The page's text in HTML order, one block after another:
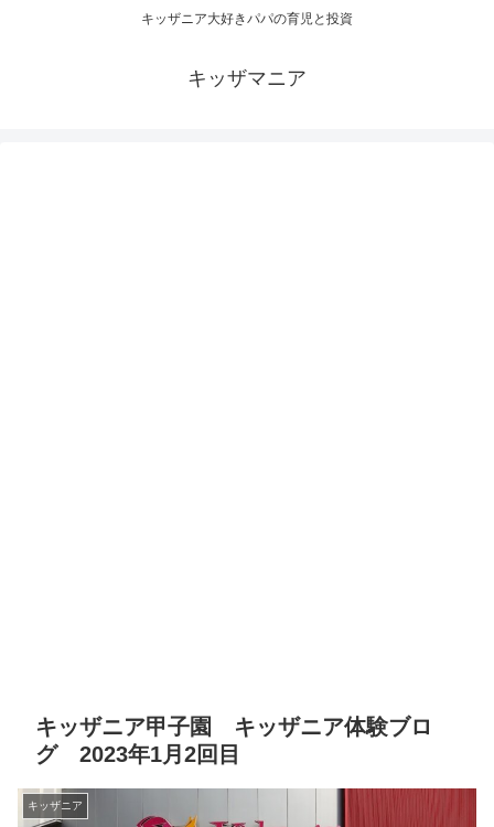
キッザニア大好きパパの育児と投資
キッザマニア
キッザニア甲子園 キッザニア体験ブロ
グ 2023年1月2回目
キッザニア